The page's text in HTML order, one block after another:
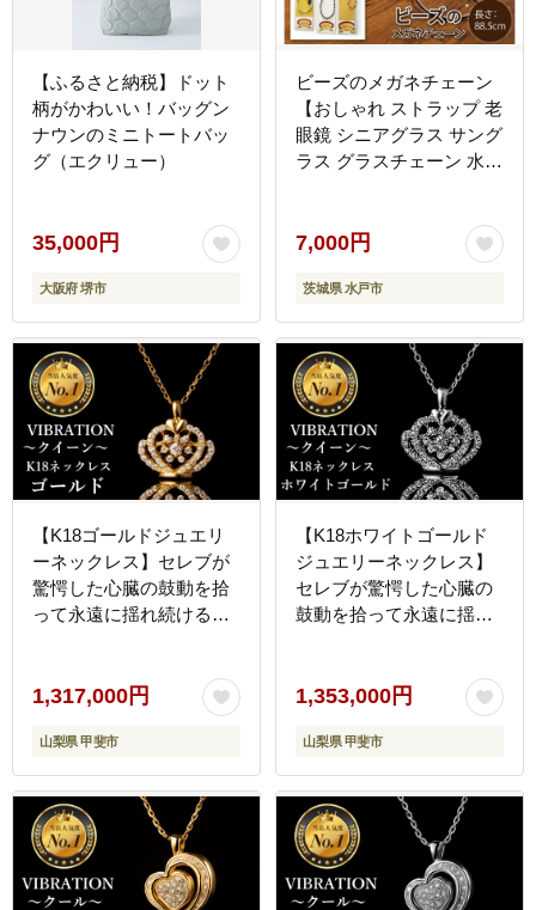
【ふるさと納税】ドット
柄がかわいい！バッグン
ナウンのミニトートバッ
グ（エクリュー）
35,000円
大阪府 堺市
ビーズのメガネチェーン
【おしゃれ ストラップ 老
眼鏡 シニアグラス サング
ラス グラスチェーン 水戸
7,000円
茨城県 水戸市
【K18ゴールドジュエリ
ーネックレス】セレブが
驚愕した心臓の鼓動を拾
って永遠に揺れ続ける
1,317,000円
山梨県 甲斐市
【K18ホワイトゴールド
ジュエリーネックレス】
セレブが驚愕した心臓の
鼓動を拾って永遠に揺れ
1,353,000円
山梨県 甲斐市